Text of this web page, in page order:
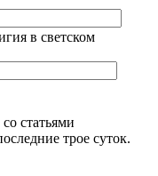
в светском
статьями
трое суток.